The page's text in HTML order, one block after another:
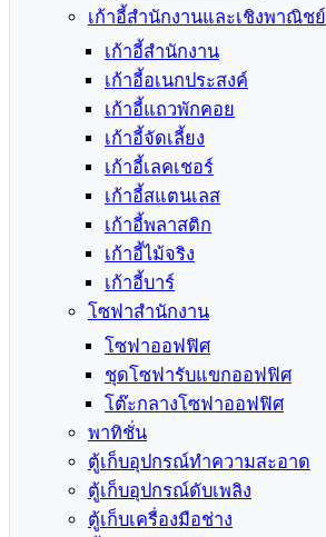
เก้าอี้สำนักงานและเชิงพาณิชย์
เก้าอี้สำนักงาน
เก้าอี้อเนกประสงค์
เก้าอี้แถวพักคอย
เก้าอี้จัดเลี้ยง
เก้าอี้เลคเชอร์
เก้าอี้สแตนเลส
เก้าอี้พลาสติก
เก้าอี้ไม้จริง
เก้าอี้บาร์
โซฟาสำนักงาน
โซฟาออฟฟิศ
ชุดโซฟารับแขกออฟฟิศ
โต๊ะกลางโซฟาออฟฟิศ
พาทิชั่น
ตู้เก็บอุปกรณ์ทำความสะอาด
ตู้เก็บอุปกรณ์ดับเพลิง
ตู้เก็บเครื่องมือช่าง